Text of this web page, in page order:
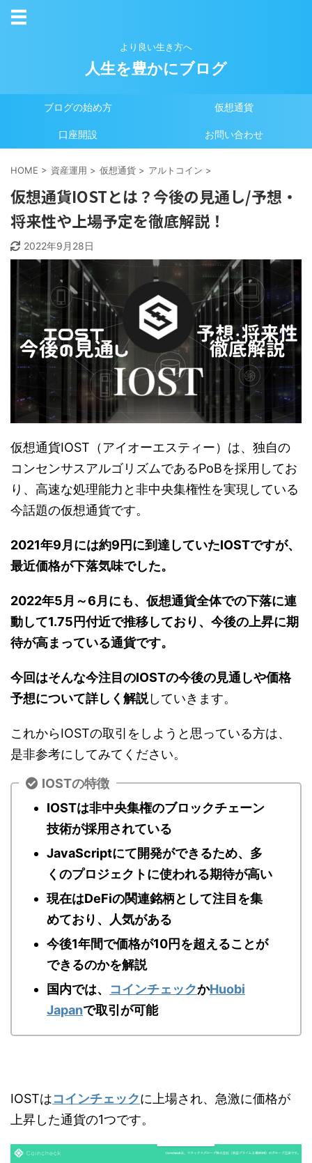
より良い生き方へ
人生を豊かにブログ
ブログの始め方 仮想通貨
口座開設 お問い合わせ
HOME > 資産運用 > 仮想通貨 > アルトコイン >
仮想通貨IOSTとは？今後の見通し/予想・
将来性や上場予定を徹底解説！
2022年9月28日
仮想通貨IOST（アイオーエスティー）は、独自の
コンセンサスアルゴリズムであるPoBを採用してお
り、高速な処理能力と非中央集権性を実現している
今話題の仮想通貨です。
2021年9月には約9円に到達していたIOSTですが、
最近価格が下落気味でした。
2022年5月～6月にも、仮想通貨全体での下落に連
動して1.75円付近で推移しており、今後の上昇に期
待が高まっている通貨です。
今回はそんな今注目のIOSTの今後の見通しや価格
予想について詳しく解説していきます。
これからIOSTの取引をしようと思っている方は、
是非参考にしてみてください。
IOSTの特徴
IOSTは非中央集権のブロックチェーン
技術が採用されている
JavaScriptにて開発ができるため、多
くのプロジェクトに使われる期待が高い
現在はDeFiの関連銘柄として注目を集
めており、人気がある
今後1年間で価格が10円を超えることが
できるのかを解説
国内では、 コインチェックかHuobi
Japanで取引が可能
IOSTはコインチェックに上場され、急激に価格が
上昇した通貨の1つです。